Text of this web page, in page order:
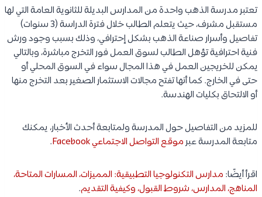
تعتبر مدرسة الذهب واحدة من المدارس البديلة للثانوية العامة التي لها
مستقبل مشرف، حيث يتعلم الطالب خلال فترة الدراسة (3 سنوات)
تفاصيل وأسرار صناعة الذهب بشكل إحترافي، وذلك بسبب وجود ورش
فنية احترافية تؤهل الطالب لسوق العمل فور التخرج مباشرة، وبالتالي
يمكن للخريجين العمل في هذا المجال سواء في السوق المحلي أو
حتى في الخارج. كما أنها تفتح مجالات الاستثمار الصغير بعد التخرج منها
أو الالتحاق بكليات الهندسة.
للمزيد من التفاصيل حول المدرسة ولمتابعة أحدث الأخبار، يمكنك
متابعة المدرسة عبرموقع التواصل الاجتماعي Facebook .
اقرأ أيضًا: مدارس التكنولوجيا التطبيقية: المميزات، المسارات المتاحة،
المناهج، المدارس، شروط القبول، وكيفية التقديم.